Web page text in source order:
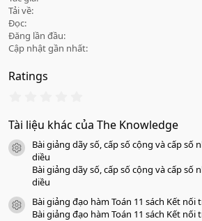
Tải về
Đọc
Đăng lần đầu
Cập nhật gần nhất
Ratings
0
0
a
Tài liệu khác của The Knowledge
icon tài liệu
Bài giảng dãy số, cấp số cộng và cấp số
diều
Bài giảng dãy số, cấp số cộng và cấp số
diều
icon tài liệu
Bài giảng đạo hàm Toán 11 sách Kết
Bài giảng đạo hàm Toán 11 sách Kết